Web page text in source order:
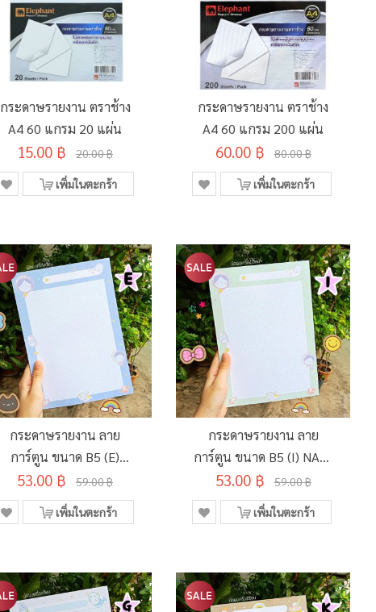
กระดาษรายงาน ตราช้าง
A4 60 แกรม 20 แผ่น
15.00 ฿ 20.00 ฿
เพิ่มในตะกร้า
กระดาษรายงาน ตราช้าง
A4 60 แกรม 200 แผ่น
60.00 ฿ 80.00 ฿
เพิ่มในตะกร้า
กระดาษรายงาน ลาย
การ์ตูน ขนาด B5 (E)
NAD-POB
53.00 ฿ 59.00 ฿
เพิ่มในตะกร้า
กระดาษรายงาน ลาย
การ์ตูน ขนาด B5 (I) NAD-
POB
53.00 ฿ 59.00 ฿
เพิ่มในตะกร้า